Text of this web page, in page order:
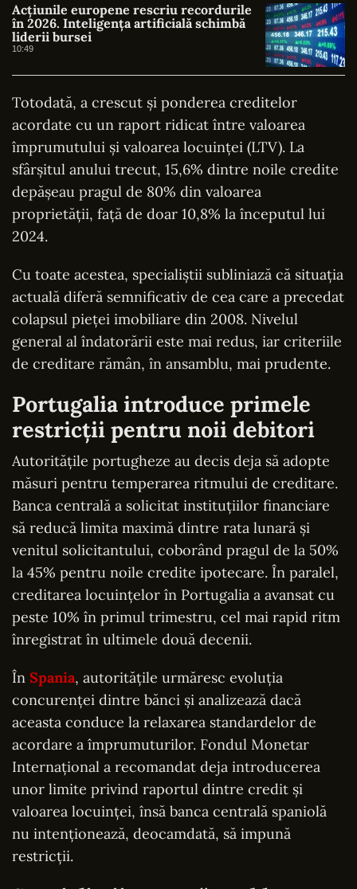
Acțiunile europene rescriu recordurile
în 2026. Inteligența artificială schimbă
liderii bursei
10:49
Totodată, a crescut și ponderea creditelor
acordate cu un raport ridicat între valoarea
împrumutului și valoarea locuinței (LTV). La
sfârșitul anului trecut, 15,6% dintre noile credite
depășeau pragul de 80% din valoarea
proprietății, față de doar 10,8% la începutul lui
2024.
Cu toate acestea, specialiștii subliniază că situația
actuală diferă semnificativ de cea care a precedat
colapsul pieței imobiliare din 2008. Nivelul
general al îndatorării este mai redus, iar criteriile
de creditare rămân, în ansamblu, mai prudente.
Portugalia introduce primele
restricții pentru noii debitori
Autoritățile portugheze au decis deja să adopte
măsuri pentru temperarea ritmului de creditare.
Banca centrală a solicitat instituțiilor financiare
să reducă limita maximă dintre rata lunară și
venitul solicitantului, coborând pragul de la 50%
la 45% pentru noile credite ipotecare. În paralel,
creditarea locuințelor în Portugalia a avansat cu
peste 10% în primul trimestru, cel mai rapid ritm
înregistrat în ultimele două decenii.
În Spania, autoritățile urmăresc evoluția
concurenței dintre bănci și analizează dacă
aceasta conduce la relaxarea standardelor de
acordare a împrumuturilor. Fondul Monetar
Internațional a recomandat deja introducerea
unor limite privind raportul dintre credit și
valoarea locuinței, însă banca centrală spaniolă
nu intenționează, deocamdată, să impună
restricții.